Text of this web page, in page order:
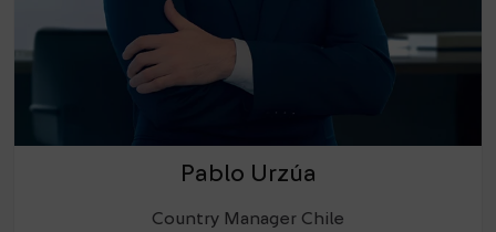
Pablo Urzúa
Country Manager Chile